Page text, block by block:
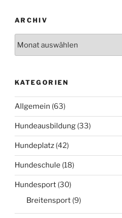
ARCHIV
KATEGORIEN
Allgemein (63)
Hundeausbildung (33)
Hundeplatz (42)
Hundeschule (18)
Hundesport (30)
Breitensport (9)